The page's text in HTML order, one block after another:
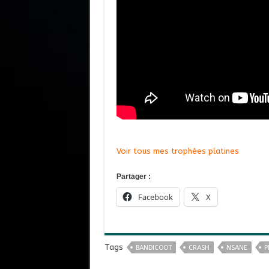
Voir tous mes trophées platines
Partager :
Facebook X
Tags BANDICOOT CRASH NSANE